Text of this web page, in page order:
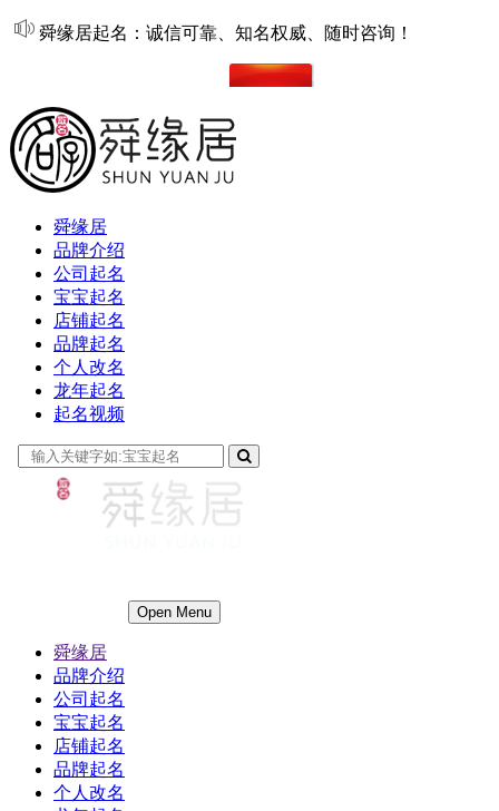
舜缘居起名：诚信可靠、知名权威、随时咨询！
舜缘居
品牌介绍
公司起名
宝宝起名
店铺起名
品牌起名
个人改名
龙年起名
起名视频
Open Menu
舜缘居
品牌介绍
公司起名
宝宝起名
店铺起名
品牌起名
个人改名